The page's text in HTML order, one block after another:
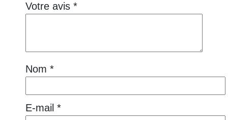
Votre avis *
Nom *
E-mail *